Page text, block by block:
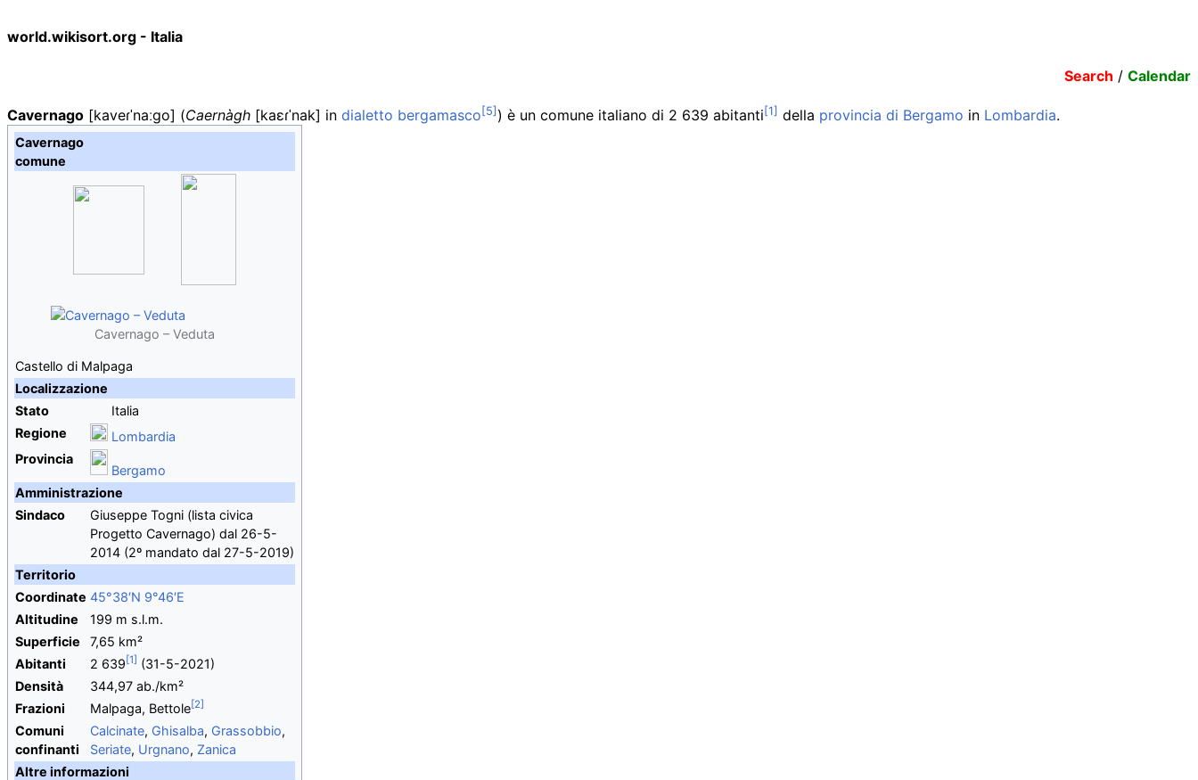
world.wikisort.org - Italia
Search / Calendar
Cavernago [kaveɾˈnaːɡo] (Caernàgh [kaɛɾˈnak] in dialetto bergamasco ) è un comune italiano di 2 639 abitanti della provincia di Bergamo in Lombardia.
Cavernago
comune
Cavernago – Veduta
Castello di Malpaga
Localizzazione
Stato
Italia
Regione
Lombardia
Provincia
Bergamo
Amministrazione
Sindaco
Giuseppe Togni (lista civica
Progetto Cavernago) dal 26-5-
2014 (2º mandato dal 27-5-2019)
Territorio
Coordinate 45°38′N 9°46′E
Altitudine
199 m s.l.m.
Superficie
7,65 km²
Abitanti
2 639
(31-5-2021)
Densità
344,97 ab./km²
Frazioni
Malpaga, Bettole
Comuni
confinanti
Calcinate, Ghisalba, Grassobbio,
Seriate, Urgnano, Zanica
Altre informazioni